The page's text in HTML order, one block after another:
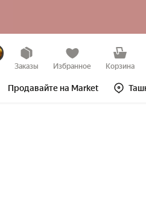
Заказы Избранное Корзина
Продавайте на Market